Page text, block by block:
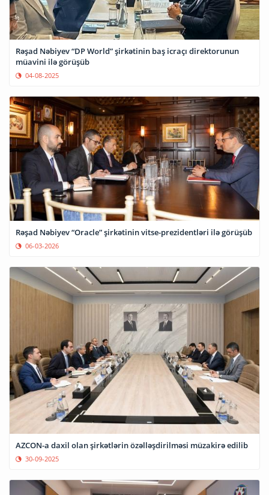
Rəşad Nəbiyev “DP World” şirkətinin baş icraçı direktorunun
müavini ilə görüşüb
04-08-2025
Rəşad Nəbiyev “Oracle” şirkətinin vitse-prezidentləri ilə görüşüb
06-03-2026
AZCON-a daxil olan şirkətlərin özəlləşdirilməsi müzakirə edilib
30-09-2025